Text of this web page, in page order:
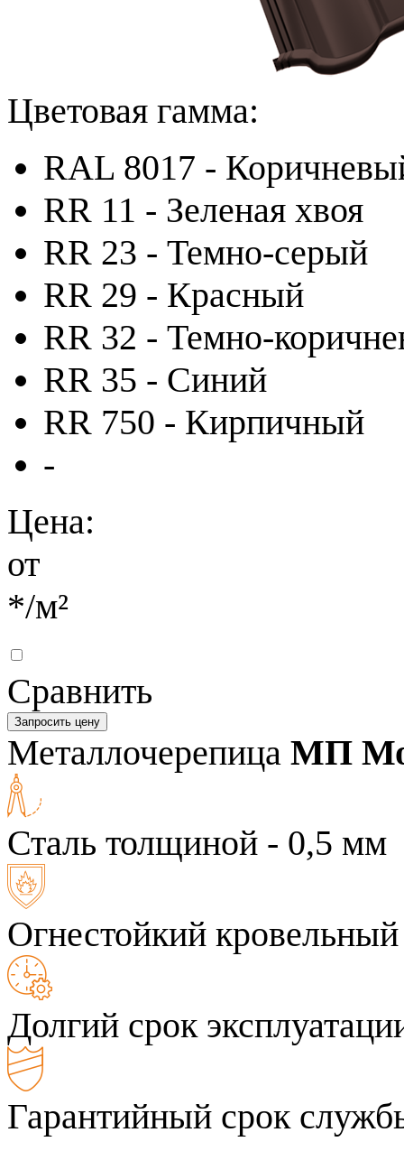
Цветовая гамма:
RAL 8017 -
RR 11 - Зеленая хвоя
RR 23 - Темно-серый
RR 29 - Красный
RR 32 - Темно-
RR 35 - Синий
RR 750 - Кирпичный
-
Цена:
от
*/м²
Сравнить
Запросить цену
Металлочерепица МП
Сталь толщиной - 0,5 мм
Огнестойкий
Долгий срок
Гарантийный срок